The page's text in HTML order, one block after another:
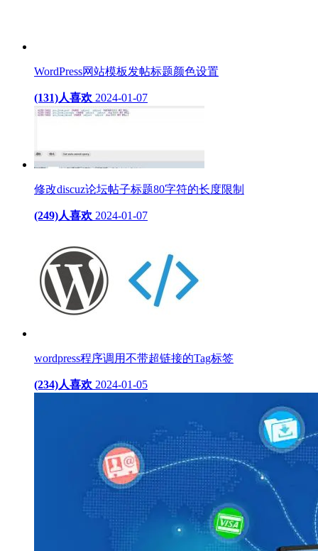
WordPress网站模板发帖标题颜色设置
(131)人喜欢 2024-01-07
修改discuz论坛帖子标题80字符的长度限制
(249)人喜欢 2024-01-07
wordpress程序调用不带超链接的Tag标签
(234)人喜欢 2024-01-05